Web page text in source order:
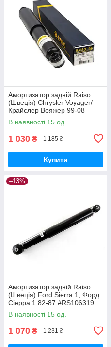
Амортизатор задній Raiso
(Швеція) Chrysler Voyager/
Крайслер Вояжер 99-08
#RS200687 UANWSFO17
В наявності 15 од.
1 030 ₴ 1 185 ₴
Купити
–13%
Амортизатор задній Raiso
(Швеція) Ford Sierra 1, Форд
Сіерра 1 82-87 #RS106319
UACXWPA17
В наявності 15 од.
1 070 ₴ 1 231 ₴